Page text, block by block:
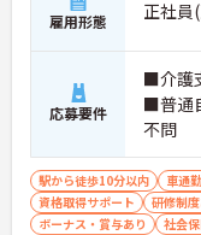
雇用形態 正社員
応募要件
■介護
■普通
不問
駅から徒歩10分以内 車通
資格取得サポート
研修制
ボーナス・賞与あり
社会